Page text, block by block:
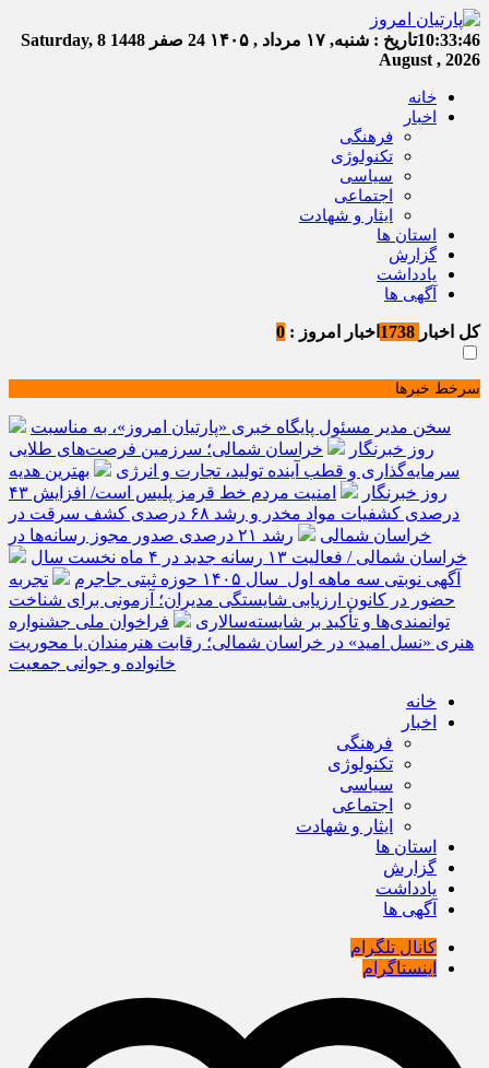
10:33:46تاریخ : شنبه, ۱۷ مرداد , ۱۴۰۵ 24 صفر 1448
Saturday, 8
August , 2026
خانه
اخبار
فرهنگی
تکنولوژی
سیاسی
اجتماعی
ایثار و شهادت
استان ها
گزارش
یادداشت
آگهی ها
کل اخبار اخبار امروز : 0
سرخط خبرها
سخن مدیر مسئول پایگاه خبری «پارتیان امروز»، به مناسبت
روز خبرنگار
خراسان شمالی؛ سرزمین فرصت‌های طلایی
سرمایه‌گذاری و قطب آینده تولید، تجارت و انرژی
بهترین هدیه
روز خبرنگار
امنیت مردم خط قرمز پلیس است/ افزایش ۴۳
درصدی کشفیات مواد مخدر و رشد ۶۸ درصدی کشف سرقت در
خراسان شمالی
رشد ۲۱ درصدی صدور مجوز رسانه‌ها در
خراسان شمالی / فعالیت ۱۳ رسانه جدید در ۴ ماه نخست سال
آگهی نوبتی سه ماهه اول سال ۱۴۰۵ حوزه ثبتی جاجرم
تجربه
حضور در کانون ارزیابی شایستگی مدیران؛ آزمونی برای شناخت
توانمندی‌ها و تأکید بر شایسته‌سالاری
فراخوان ملی جشنواره
هنری «نسل امید» در خراسان شمالی؛ رقابت هنرمندان با محوریت
خانواده و جوانی جمعیت
خانه
اخبار
فرهنگی
تکنولوژی
سیاسی
اجتماعی
ایثار و شهادت
استان ها
گزارش
یادداشت
آگهی ها
کانال تلگرام
اینستاگرام